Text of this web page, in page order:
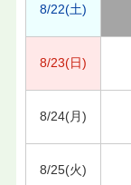
8/22(土)
8/23(日)
8/24(月)
8/25(火)